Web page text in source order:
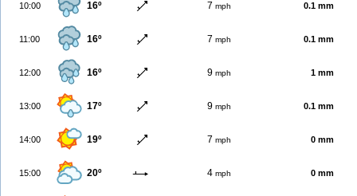
10:00 16º 7 mph 0.1 mm
11:00 16º 7 mph 0.1 mm
12:00 16º 9 mph 1 mm
13:00 17º 9 mph 0.1 mm
14:00 19º 7 mph 0 mm
15:00 20º 4 mph 0 mm